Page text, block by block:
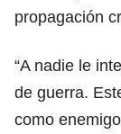
propagación
“A nadie le
de guerra.
como